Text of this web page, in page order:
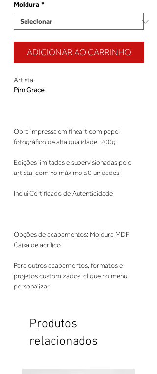
Moldura *
ADICIONAR AO CARRINHO
Artista:
Pim Grace
Obra impressa em fineart com papel
fotográfico de alta qualidade, 200g
Edições limitadas e supervisionadas pelo
artista, com no máximo 50 unidades
Inclui Certificado de Autenticidade
Opções de acabamentos: Moldura MDF.
Caixa de acrílico.
Para outros acabamentos, formatos e
projetos customizados, clique no menu
personalizar.
Produtos
relacionados